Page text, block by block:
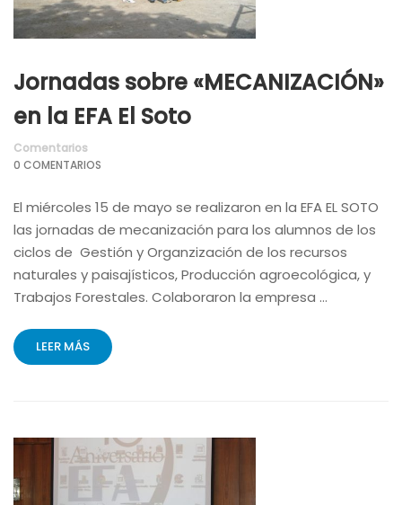
Jornadas sobre «MECANIZACIÓN»
en la EFA El Soto
Comentarios
0 COMENTARIOS
El miércoles 15 de mayo se realizaron en la EFA EL SOTO
las jornadas de mecanización para los alumnos de los
ciclos de Gestión y Organzización de los recursos
naturales y paisajísticos, Producción agroecológica, y
Trabajos Forestales. Colaboraron la empresa …
LEER MÁS